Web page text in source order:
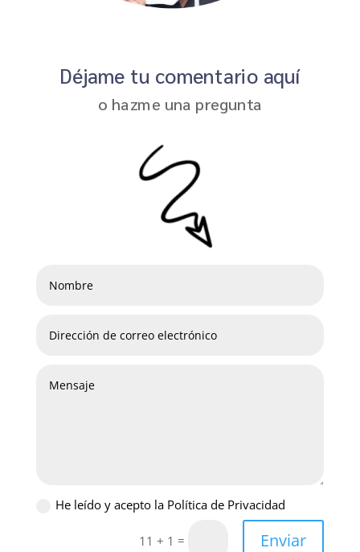
Déjame tu comentario aquí
o hazme una pregunta
He leído y acepto la Política de Privacidad
11 + 1 = Enviar